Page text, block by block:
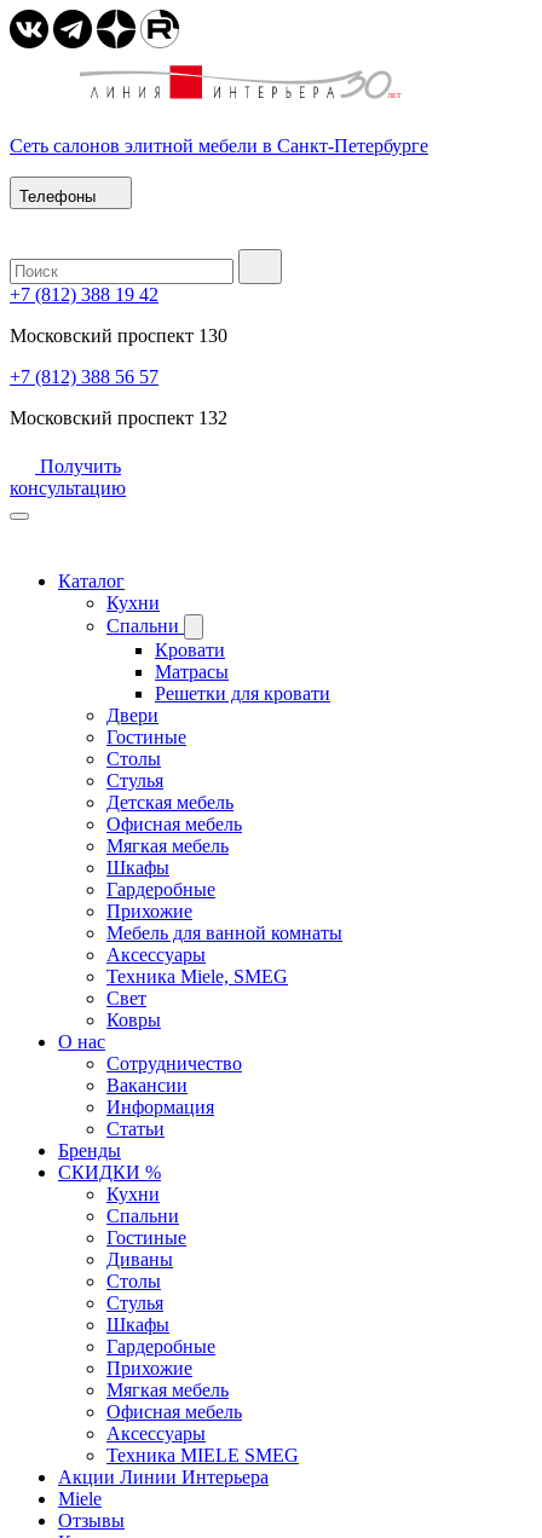
Сеть салонов элитной мебели в Санкт-Петербурге
Телефоны
+7 (812) 388 19 42
Московский проспект 130
+7 (812) 388 56 57
Московский проспект 132
Получить
консультацию
Каталог
Кухни
Спальни
Кровати
Матрасы
Решетки для кровати
Двери
Гостиные
Столы
Стулья
Детская мебель
Офисная мебель
Мягкая мебель
Шкафы
Гардеробные
Прихожие
Мебель для ванной комнаты
Аксессуары
Техника Miele, SMEG
Свет
Ковры
О нас
Сотрудничество
Вакансии
Информация
Статьи
Бренды
СКИДКИ %
Кухни
Спальни
Гостиные
Диваны
Столы
Стулья
Шкафы
Гардеробные
Прихожие
Мягкая мебель
Офисная мебель
Аксессуары
Техника MIELE SMEG
Акции Линии Интерьера
Miele
Отзывы